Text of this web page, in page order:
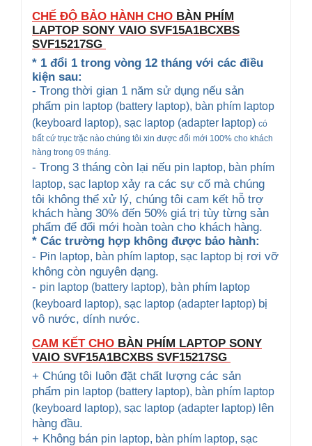
CHẾ ĐỘ BẢO HÀNH CHO BÀN PHÍM
LAPTOP SONY VAIO SVF15A1BCXBS
SVF15217SG
* 1 đổi 1 trong vòng 12 tháng với các điều
kiện sau:
- Trong thời gian 1 năm sử dụng nếu sản
phẩm pin laptop (battery laptop), bàn phím laptop
(keyboard laptop), sạc laptop (adapter laptop) có
bất cứ trục trặc nào chúng tôi xin được đổi mới 100% cho khách
hàng trong 09 tháng.
- Trong 3 tháng còn lại nếu pin laptop, bàn phím
laptop, sạc laptop xảy ra các sự cố mà chúng
tôi không thể xử lý, chúng tôi cam kết hỗ trợ
khách hàng 30% đến 50% giá trị tùy từng sản
phẩm để đổi mới hoàn toàn cho khách hàng.
* Các trường hợp không được bảo hành:
- Pin laptop, bàn phím laptop, sạc laptop bị rơi vỡ
không còn nguyên dạng.
- pin laptop (battery laptop), bàn phím laptop
(keyboard laptop), sạc laptop (adapter laptop) bị
vô nước, dính nước.
CAM KẾT CHO BÀN PHÍM LAPTOP SONY
VAIO SVF15A1BCXBS SVF15217SG
+ Chúng tôi luôn đặt chất lượng các sản
phẩm pin laptop (battery laptop), bàn phím laptop
(keyboard laptop), sạc laptop (adapter laptop) lên
hàng đầu.
+ Không bán pin laptop, bàn phím laptop, sạc